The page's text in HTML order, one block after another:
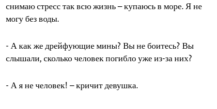
снимаю стресс так всю жизнь – купаюсь в море. Я не
могу без воды.
- А как же дрейфующие мины? Вы не боитесь? Вы
слышали, сколько человек погибло уже из-за них?
- А я не человек! – кричит девушка.